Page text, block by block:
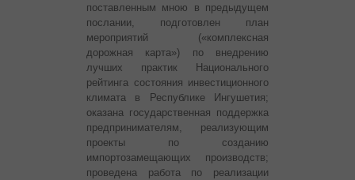
поставленным мною в предыдущем
послании, подготовлен план
мероприятий («комплексная
дорожная карта») по внедрению
лучших практик Национального
рейтинга состояния инвестиционного
климата в Республике Ингушетия;
оказана государственная поддержка
предпринимателям, реализующим
проекты по созданию
импортозамещающих производств;
проведена работа по реализации